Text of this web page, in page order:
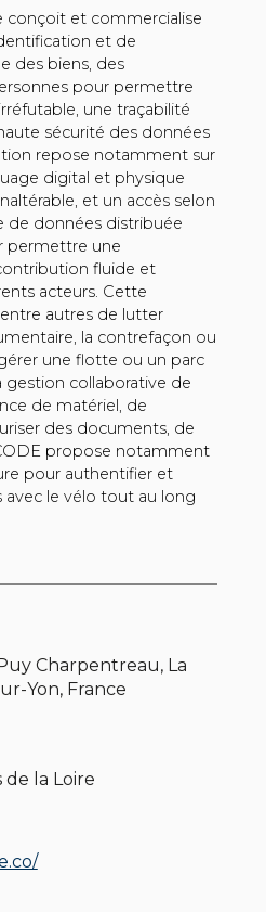
conçoit et commercialise
et de
des biens, des
pour permettre
une traçabilité
sécurité des données
repose notamment sur
digital et physique
et un accès selon
de données distribuée
permettre une
fluide et
acteurs. Cette
autres de lutter
la contrefaçon ou
une flotte ou un parc
gestion collaborative de
de matériel, de
des documents, de
propose notamment
pour authentifier et
avec le vélo tout au long
Charpentreau, La
Yon, France
de la Loire